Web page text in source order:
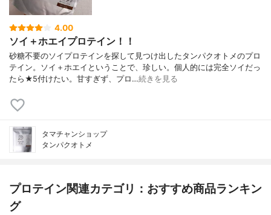
4.00
ソイ＋ホエイプロテイン！！
砂糖不要のソイプロテインを探して見つけ出したタンパクオトメのプロ
テイン。ソイ＋ホエイということで、珍しい。個人的には完全ソイだっ
たら★5付けたい。甘すぎず、プロ…続きを見る
タマチャンショップ
タンパクオトメ
プロテイン関連カテゴリ：おすすめ商品ランキン
グ